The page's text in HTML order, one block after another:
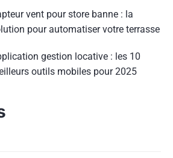
vent pour store banne : la
pour automatiser votre terrasse
gestion locative : les 10
outils mobiles pour 2025